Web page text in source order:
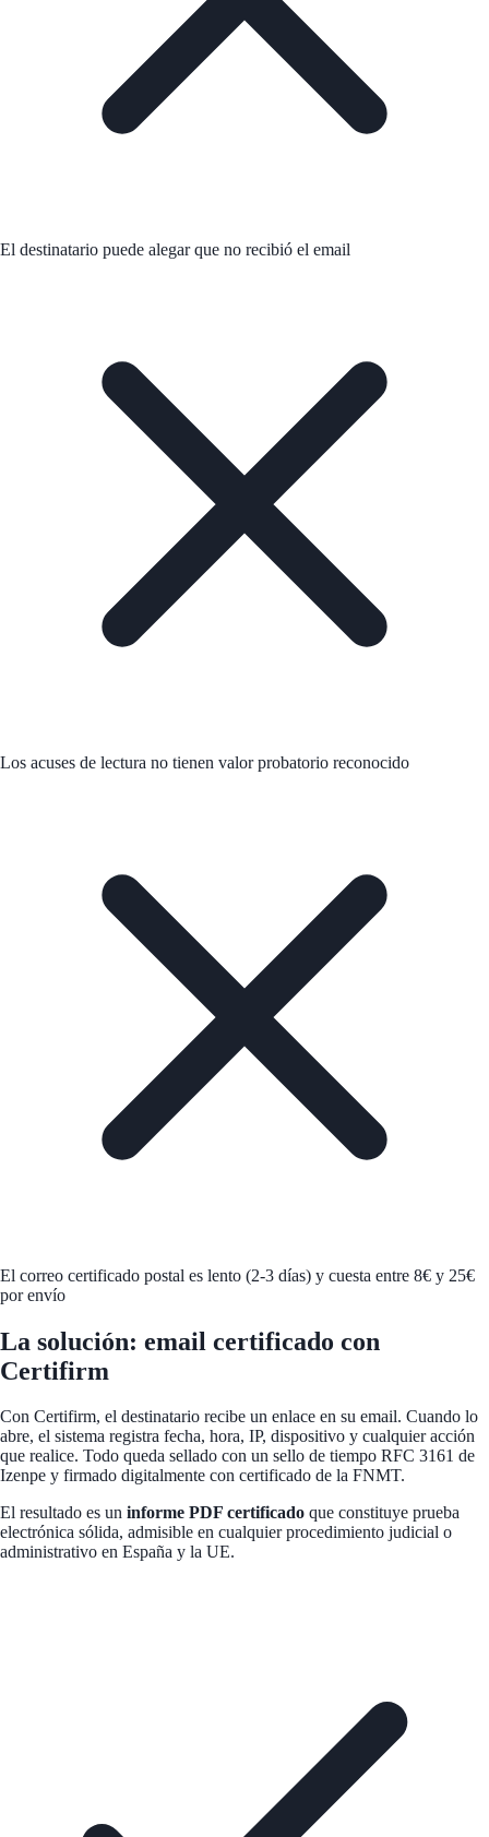
El destinatario puede alegar que no recibió el email
Los acuses de lectura no tienen valor probatorio reconocido
El correo certificado postal es lento (2-3 días) y cuesta entre 8€ y 25€
por envío
La solución: email certificado con
Certifirm
Con Certifirm, el destinatario recibe un enlace en su email. Cuando lo
abre, el sistema registra fecha, hora, IP, dispositivo y cualquier acción
que realice. Todo queda sellado con un sello de tiempo RFC 3161 de
Izenpe y firmado digitalmente con certificado de la FNMT.
El resultado es un informe PDF certificado que constituye prueba
electrónica sólida, admisible en cualquier procedimiento judicial o
administrativo en España y la UE.